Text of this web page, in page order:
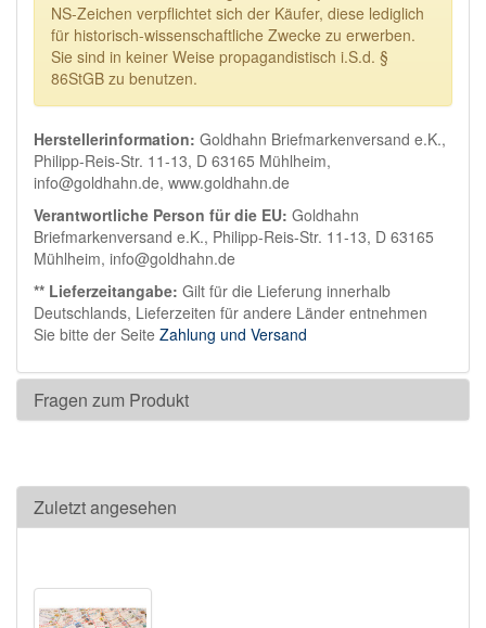
NS-Zeichen verpflichtet sich der Käufer, diese lediglich
für historisch-wissenschaftliche Zwecke zu erwerben.
Sie sind in keiner Weise propagandistisch i.S.d. §
86StGB zu benutzen.
Herstellerinformation: Goldhahn Briefmarkenversand e.K.,
Philipp-Reis-Str. 11-13, D 63165 Mühlheim,
info@goldhahn.de, www.goldhahn.de
Verantwortliche Person für die EU: Goldhahn
Briefmarkenversand e.K., Philipp-Reis-Str. 11-13, D 63165
Mühlheim, info@goldhahn.de
** Lieferzeitangabe: Gilt für die Lieferung innerhalb
Deutschlands, Lieferzeiten für andere Länder entnehmen
Sie bitte der Seite Zahlung und Versand
Fragen zum Produkt
Zuletzt angesehen